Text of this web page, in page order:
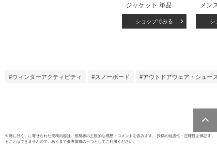
ジャケット 単品 メ
ンズ レディース 4L
6L キングサイズ ス
スノボ スノボー ス
ショップでみる
メン
ジャ
ウェ
シ
ウィンターアクティビティ スノーボード アウトドアウェア・シュー
※野に行く。 に寄せられた投稿内容は、投稿者の主観的な感想・コメントを含みます。 投稿の信憑性・正確性を保証す
ることはできませんので、あくまで参考情報の一つとしてご利用ください。